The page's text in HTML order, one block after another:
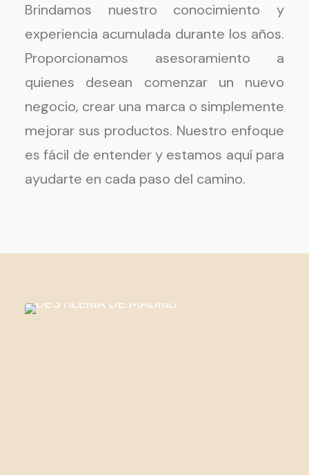
Brindamos nuestro conocimiento y
experiencia acumulada durante los años.
Proporcionamos asesoramiento a
quienes desean comenzar un nuevo
negocio, crear una marca o simplemente
mejorar sus productos. Nuestro enfoque
es fácil de entender y estamos aquí para
ayudarte en cada paso del camino.